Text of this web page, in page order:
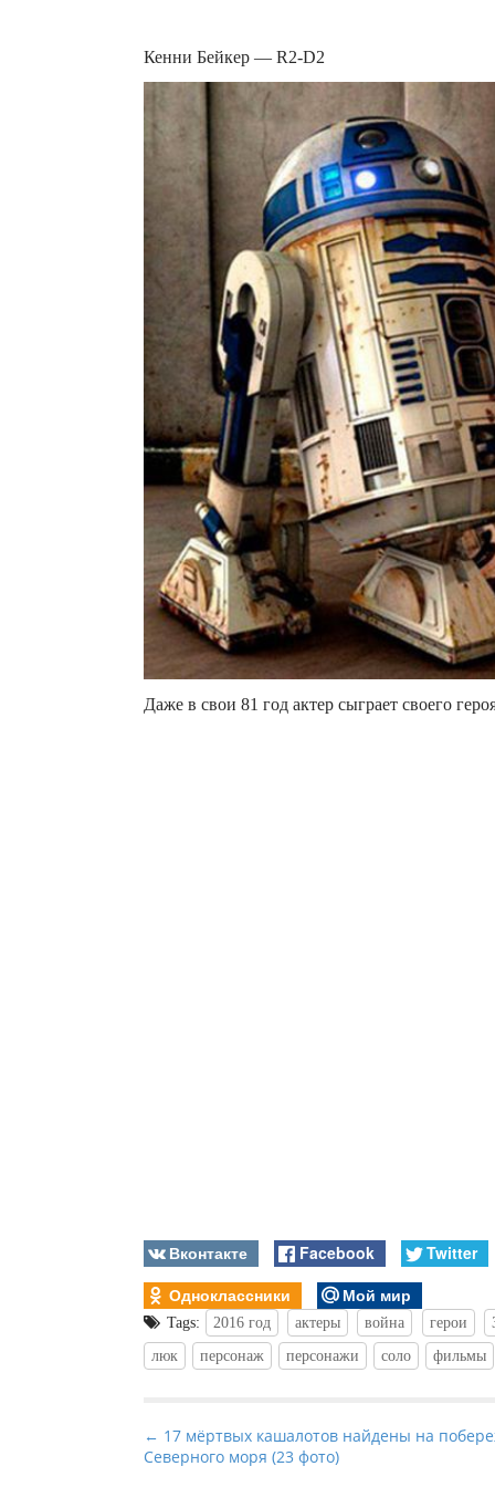
Кенни Бейкер — R2-D2
Даже в свои 81 год актер сыграет своего
Вконтакте Facebook
Twitter
Одноклассники
Мой мир
Tags: 2016 год актеры война герои
люк
персонаж персонажи соло фильмы
P
o
← 17 мёртвых кашалотов найдены на
Северного моря (23 фото)